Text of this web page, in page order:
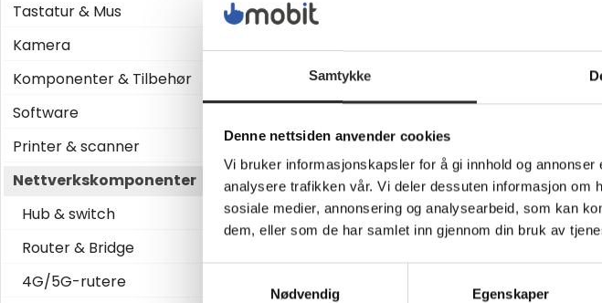
Samtykke
Denne nettsiden anvender cookies
Vi bruker informasjonskapsler for å gi innhold og
analysere trafikken vår. Vi deler dessuten informasjon om
sosiale medier, annonsering og analysearbeid, som kan
dem, eller som de har samlet inn gjennom din bruk av
Nødvendig
Egenskaper
Tastatur & Mus
Kamera
Komponenter & Tilbehør
Software
Printer & scanner
Nettverkskomponenter
Hub & switch
Router & Bridge
4G/5G-rutere
Zyxel ZyWALL USG
FLEX 100HP -
Brannvegg - med 1-
års Security Bundle
8 porter - 1GbE -
skystyring
7 280,-
På
nettlager
Brannvegg - 1GbE,
11 716,-
På